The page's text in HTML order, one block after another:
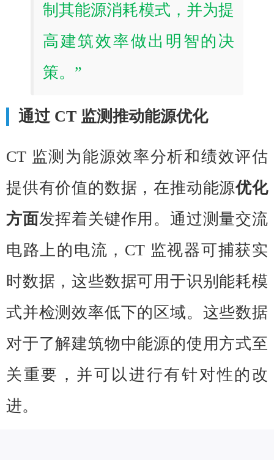
制其能源消耗模式，并为提
高建筑效率做出明智的决
策。”
通过 CT 监测推动能源优化
CT 监测为能源效率分析和绩效评估
提供有价值的数据，在推动能源优化
方面发挥着关键作用。通过测量交流
电路上的电流，CT 监视器可捕获实
时数据，这些数据可用于识别能耗模
式并检测效率低下的区域。这些数据
对于了解建筑物中能源的使用方式至
关重要，并可以进行有针对性的改
进。